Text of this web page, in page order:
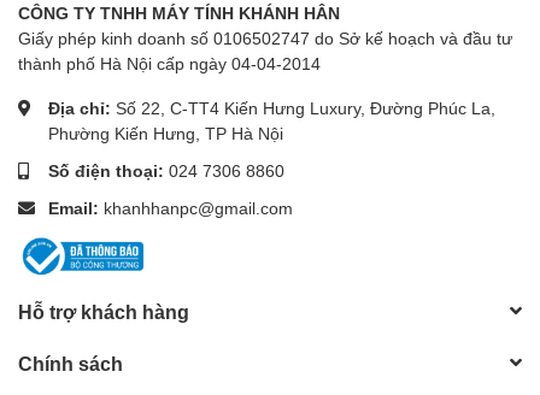
CÔNG TY TNHH MÁY TÍNH KHÁNH HÂN
Giấy phép kinh doanh số 0106502747 do Sở kế hoạch và đầu tư
thành phố Hà Nội cấp ngày 04-04-2014
Địa chỉ: Số 22, C-TT4 Kiến Hưng Luxury, Đường Phúc La,
Phường Kiến Hưng, TP Hà Nội
Số điện thoại: 024 7306 8860
Email: khanhhanpc@gmail.com
Hỗ trợ khách hàng
Chính sách